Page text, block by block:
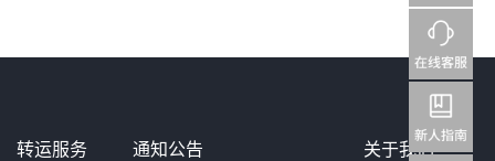
转运服务 通知公告 关于我们